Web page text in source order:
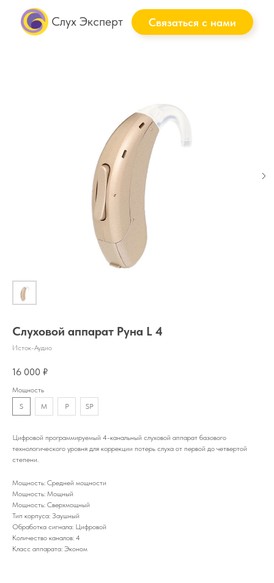
Связаться с нами
Слух Эксперт
Слуховой аппарат Руна L 4
Исток-Аудио
16 000 ₽
Мощность
S
M P SP
Цифровой программируемый 4-канальный слуховой аппарат базового
технологического уровня для коррекции потерь слуха от первой до четвертой
степени.
Мощность: Средней мощности
Мощность: Мощный
Мощность: Сверхмощный
Тип корпуса: Заушный
Обработка сигнала: Цифровой
Количество каналов: 4
Класс аппарата: Эконом